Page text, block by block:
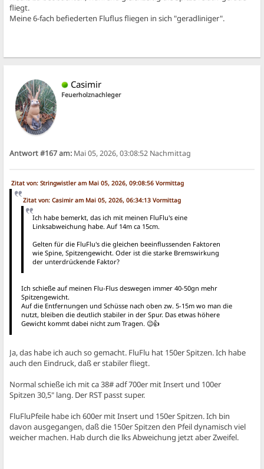
fliegt.
Meine 6-fach befiederten Fluflus fliegen in sich "geradliniger".
Casimir
Feuerholznachleger
Antwort #167 am: Mai 05, 2026, 03:08:52 Nachmittag
Zitat von: Stringwistler am Mai 05, 2026, 09:08:56 Vormittag
Zitat von: Casimir am Mai 05, 2026, 06:34:13 Vormittag
Ich habe bemerkt, das ich mit meinen FluFlu's eine
Linksabweichung habe. Auf 14m ca 15cm.
Gelten für die FluFlu's die gleichen beeinflussenden Faktoren
wie Spine, Spitzengewicht. Oder ist die starke Bremswirkung
der unterdrückende Faktor?
Ich schieße auf meinen Flu-Flus deswegen immer 40-50gn mehr
Spitzengewicht.
Auf die Entfernungen und Schüsse nach oben zw. 5-15m wo man die
nutzt, bleiben die deutlich stabiler in der Spur. Das etwas höhere
Gewicht kommt dabei nicht zum Tragen. 😉👍
Ja, das habe ich auch so gemacht. FluFlu hat 150er Spitzen. Ich habe
auch den Eindruck, daß er stabiler fliegt.
Normal schieße ich mit ca 38# adf 700er mit Insert und 100er
Spitzen 30,5" lang. Der RST passt super.
FluFluPfeile habe ich 600er mit Insert und 150er Spitzen. Ich bin
davon ausgegangen, daß die 150er Spitzen den Pfeil dynamisch viel
weicher machen. Hab durch die lks Abweichung jetzt aber Zweifel.